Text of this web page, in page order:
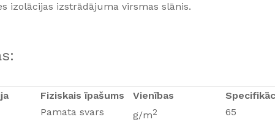
izolācijas izstrādājuma virsmas slānis.
Fiziskais īpašums Vienības
Pamata svars g/m2
65